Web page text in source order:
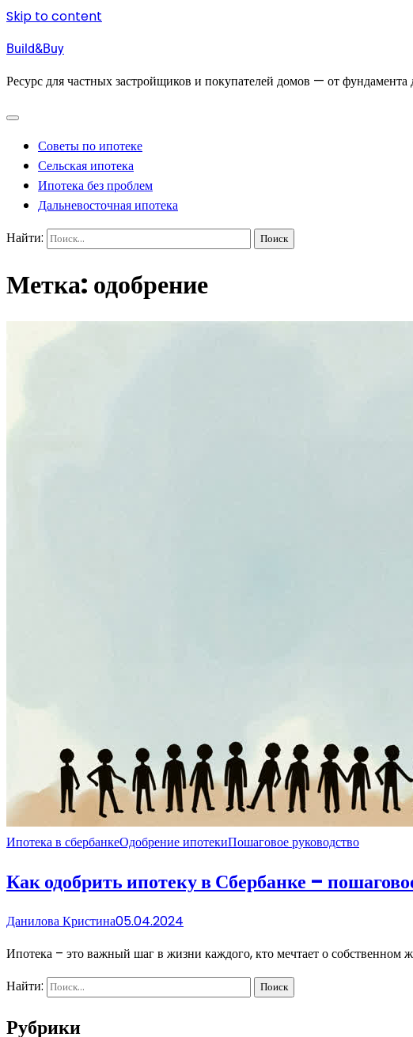
Skip to content
Build&Buy
Ресурс для частных застройщиков и покупателей домов — от фундамента
Советы по ипотеке
Сельская ипотека
Ипотека без проблем
Дальневосточная ипотека
Найти:
Метка: одобрение
Ипотека в сбербанкеОдобрение ипотекиПошаговое руководство
Как одобрить ипотеку в Сбербанке –
Данилова Кристина05.04.2024
Ипотека – это важный шаг в жизни каждого, кто мечтает о собственном
Найти:
Рубрики